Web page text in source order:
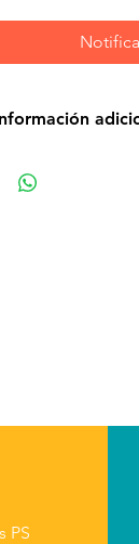
el
suculentas de la
que los perros
ingredientes
PS